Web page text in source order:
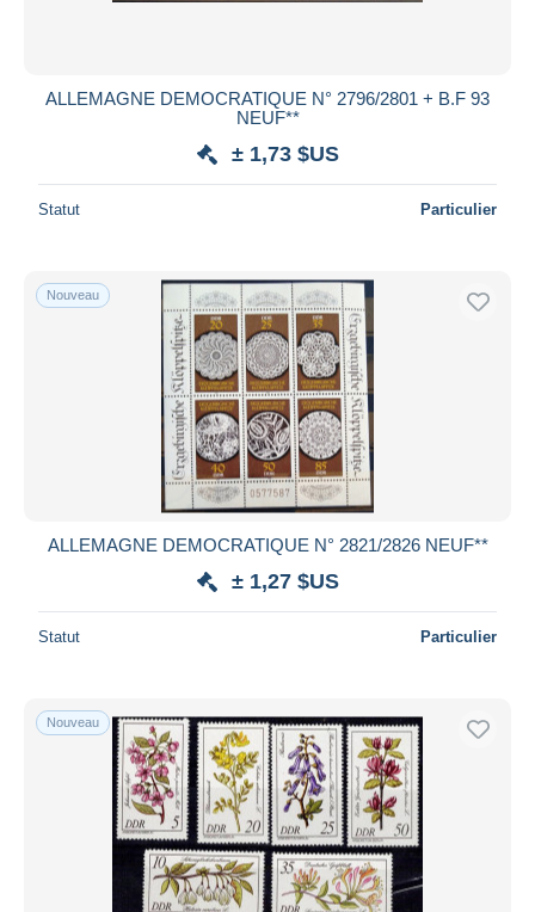
ALLEMAGNE DEMOCRATIQUE N° 2796/2801 + B.F 93
NEUF**
± 1,73 $US
Statut Particulier
Nouveau
ALLEMAGNE DEMOCRATIQUE N° 2821/2826 NEUF**
± 1,27 $US
Statut Particulier
Nouveau